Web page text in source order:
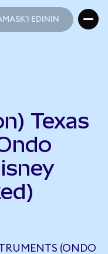
EDİNİN
Texas
(ONDO